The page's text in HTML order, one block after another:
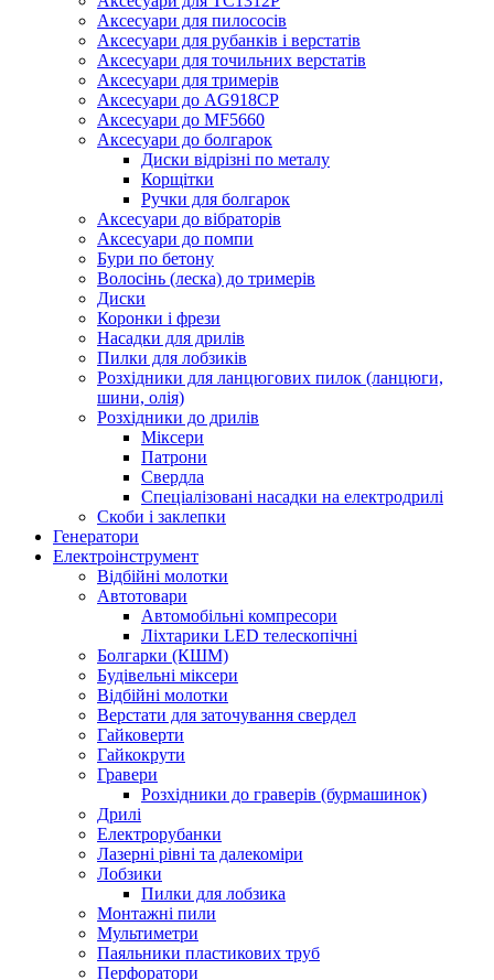
Аксесуари для пилососів
Аксесуари для рубанків і верстатів
Аксесуари для точильних верстатів
Аксесуари для тримерів
Аксесуари до AG918CP
Аксесуари до MF5660
Аксесуари до болгарок
Диски відрізні по металу
Корщітки
Ручки для болгарок
Аксесуари до вібраторів
Аксесуари до помпи
Бури по бетону
Волосінь (леска) до тримерів
Диски
Коронки і фрези
Насадки для дрилів
Пилки для лобзиків
Розхідники для ланцюгових пилок (ланцюги,
шини, олія)
Розхідники до дрилів
Міксери
Патрони
Свердла
Спеціалізовані насадки на електродрилі
Скоби і заклепки
Генератори
Електроінструмент
Bідбійні молотки
Автотовари
Автомобільні компресори
Ліхтарики LED телескопічні
Болгарки (КШМ)
Будівельні міксери
Відбійні молотки
Верстати для заточування свердел
Гайковерти
Гайкокрути
Гравери
Розхідники до граверів (бурмашинок)
Дрилі
Електрорубанки
Лазерні рівні та далекоміри
Лобзики
Пилки для лобзика
Монтажні пили
Мультиметри
Паяльники пластикових труб
Перфоратори